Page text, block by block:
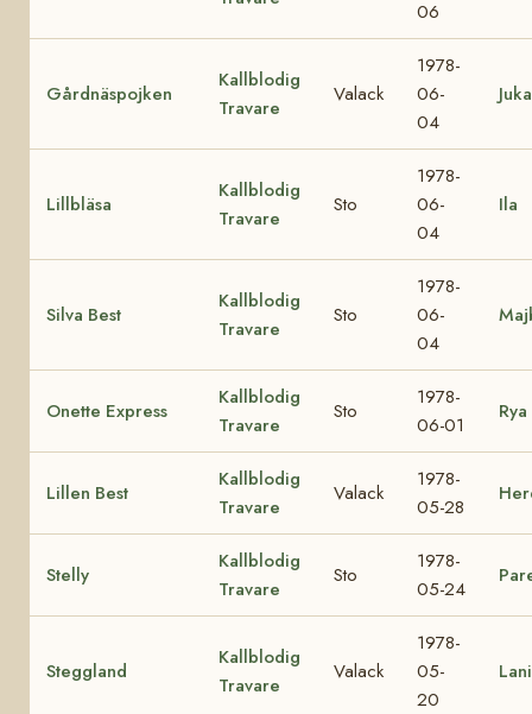
06
Gårdnäspojken
Kallblodig
Travare
Valack
1978-
06-
04
Juka
Lillbläsa
Kallblodig
Travare
Sto
1978-
06-
04
Ila
Silva Best
Kallblodig
Travare
Sto
1978-
06-
04
Onette Express
Kallblodig
Travare
Sto
1978-
06-01
Lillen Best
Kallblodig
Travare
Valack
1978-
05-28
Stelly
Kallblodig
Travare
Sto
1978-
05-24
Steggland
Kallblodig
Travare
Valack
1978-
05-
20